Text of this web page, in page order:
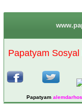
Papatyam Sosyal
Papatyam